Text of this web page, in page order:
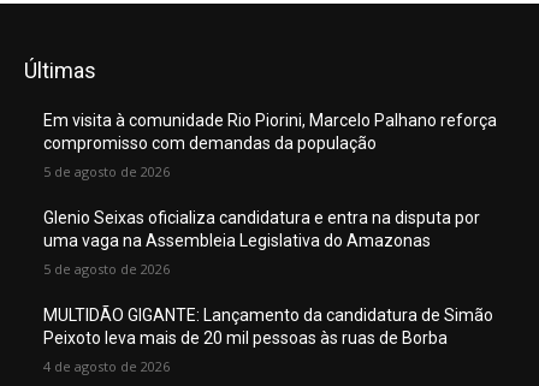
Últimas
Em visita à comunidade Rio Piorini, Marcelo Palhano reforça
compromisso com demandas da população
5 de agosto de 2026
Glenio Seixas oficializa candidatura e entra na disputa por
uma vaga na Assembleia Legislativa do Amazonas
5 de agosto de 2026
MULTIDÃO GIGANTE: Lançamento da candidatura de Simão
Peixoto leva mais de 20 mil pessoas às ruas de Borba
4 de agosto de 2026